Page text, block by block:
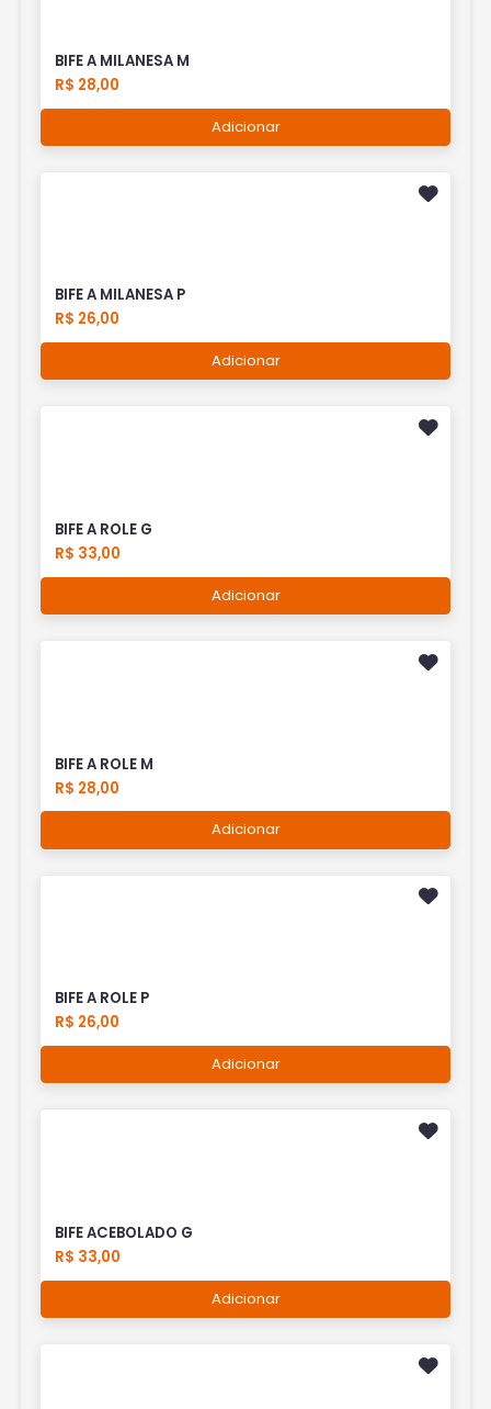
BIFE A MILANESA M
R$ 28,00
Adicionar
BIFE A MILANESA P
R$ 26,00
Adicionar
BIFE A ROLE G
R$ 33,00
Adicionar
BIFE A ROLE M
R$ 28,00
Adicionar
BIFE A ROLE P
R$ 26,00
Adicionar
BIFE ACEBOLADO G
R$ 33,00
Adicionar